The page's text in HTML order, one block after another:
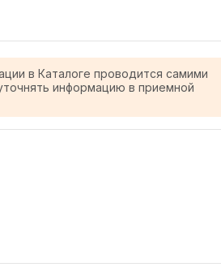
в Каталоге проводится самими
информацию в приемной